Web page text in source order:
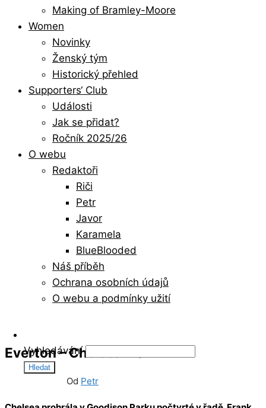
Making of Bramley-Moore
Women
Novinky
Ženský tým
Historický přehled
Supporters‘ Club
Události
Jak se přidat?
Ročník 2025/26
O webu
Redaktoři
Riči
Petr
Javor
Karamela
BlueBlooded
Náš příběh
Ochrana osobních údajů
O webu a podmínky užití
Vyhledávání
Everton – Chelsea 1:0
Od Petr